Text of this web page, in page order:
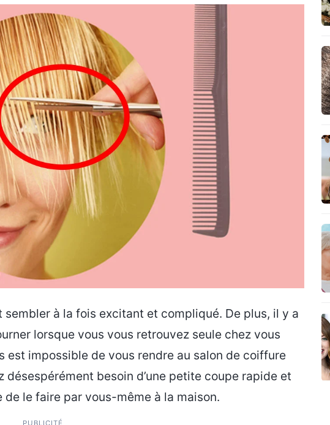
sembler à la fois excitant et compliqué. De plus, il y a
lorsque vous vous retrouvez seule chez vous
est impossible de vous rendre au salon de coiffure
besoin d’une petite coupe rapide et
le faire par vous-même à la maison.
PUBLICITÉ